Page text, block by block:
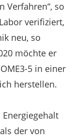
Verfahren“, so
verifiziert,
neu, so
möchte er
5 in einer
herstellen.
der von